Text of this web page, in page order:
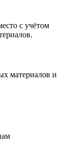
с учётом
материалов и